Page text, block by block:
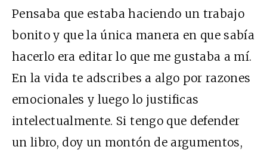
Pensaba que estaba haciendo un trabajo
bonito y que la única manera en que sabía
hacerlo era editar lo que me gustaba a mí.
En la vida te adscribes a algo por razones
emocionales y luego lo justificas
intelectualmente. Si tengo que defender
un libro, doy un montón de argumentos,